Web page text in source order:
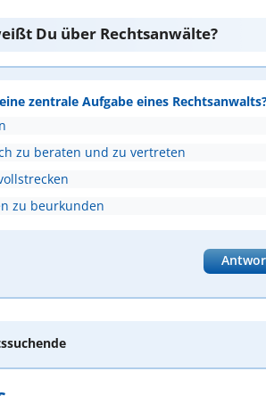
Du über Rechtsanwälte?
zentrale Aufgabe eines
zu beraten und zu vertreten
zu beurkunden